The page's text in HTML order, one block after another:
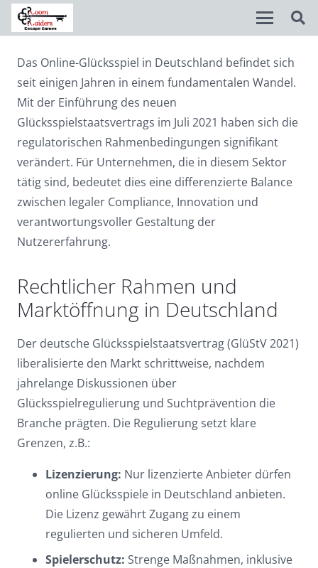
Das Online-Glücksspiel in Deutschland befindet sich
seit einigen Jahren in einem fundamentalen Wandel.
Mit der Einführung des neuen
Glücksspielstaatsvertrags im Juli 2021 haben sich die
regulatorischen Rahmenbedingungen signifikant
verändert. Für Unternehmen, die in diesem Sektor
tätig sind, bedeutet dies eine differenzierte Balance
zwischen legaler Compliance, Innovation und
verantwortungsvoller Gestaltung der
Nutzererfahrung.
Rechtlicher Rahmen und
Marktöffnung in Deutschland
Der deutsche Glücksspielstaatsvertrag (GlüStV 2021)
liberalisierte den Markt schrittweise, nachdem
jahrelange Diskussionen über
Glücksspielregulierung und Suchtprävention die
Branche prägten. Die Regulierung setzt klare
Grenzen, z.B.:
Lizenzierung: Nur lizenzierte Anbieter dürfen
online Glücksspiele in Deutschland anbieten.
Die Lizenz gewährt Zugang zu einem
regulierten und sicheren Umfeld.
Spielerschutz: Strenge Maßnahmen, inklusive
visibility_off Disable flashes
Mark headings
settings Background Color
zoom_out Zoom out
zoom_in Zoom in
Decrease font
add_circle_outline Increase font
Bright contrast
format_underlined Underline links
font_download Mark links
Reset
cached